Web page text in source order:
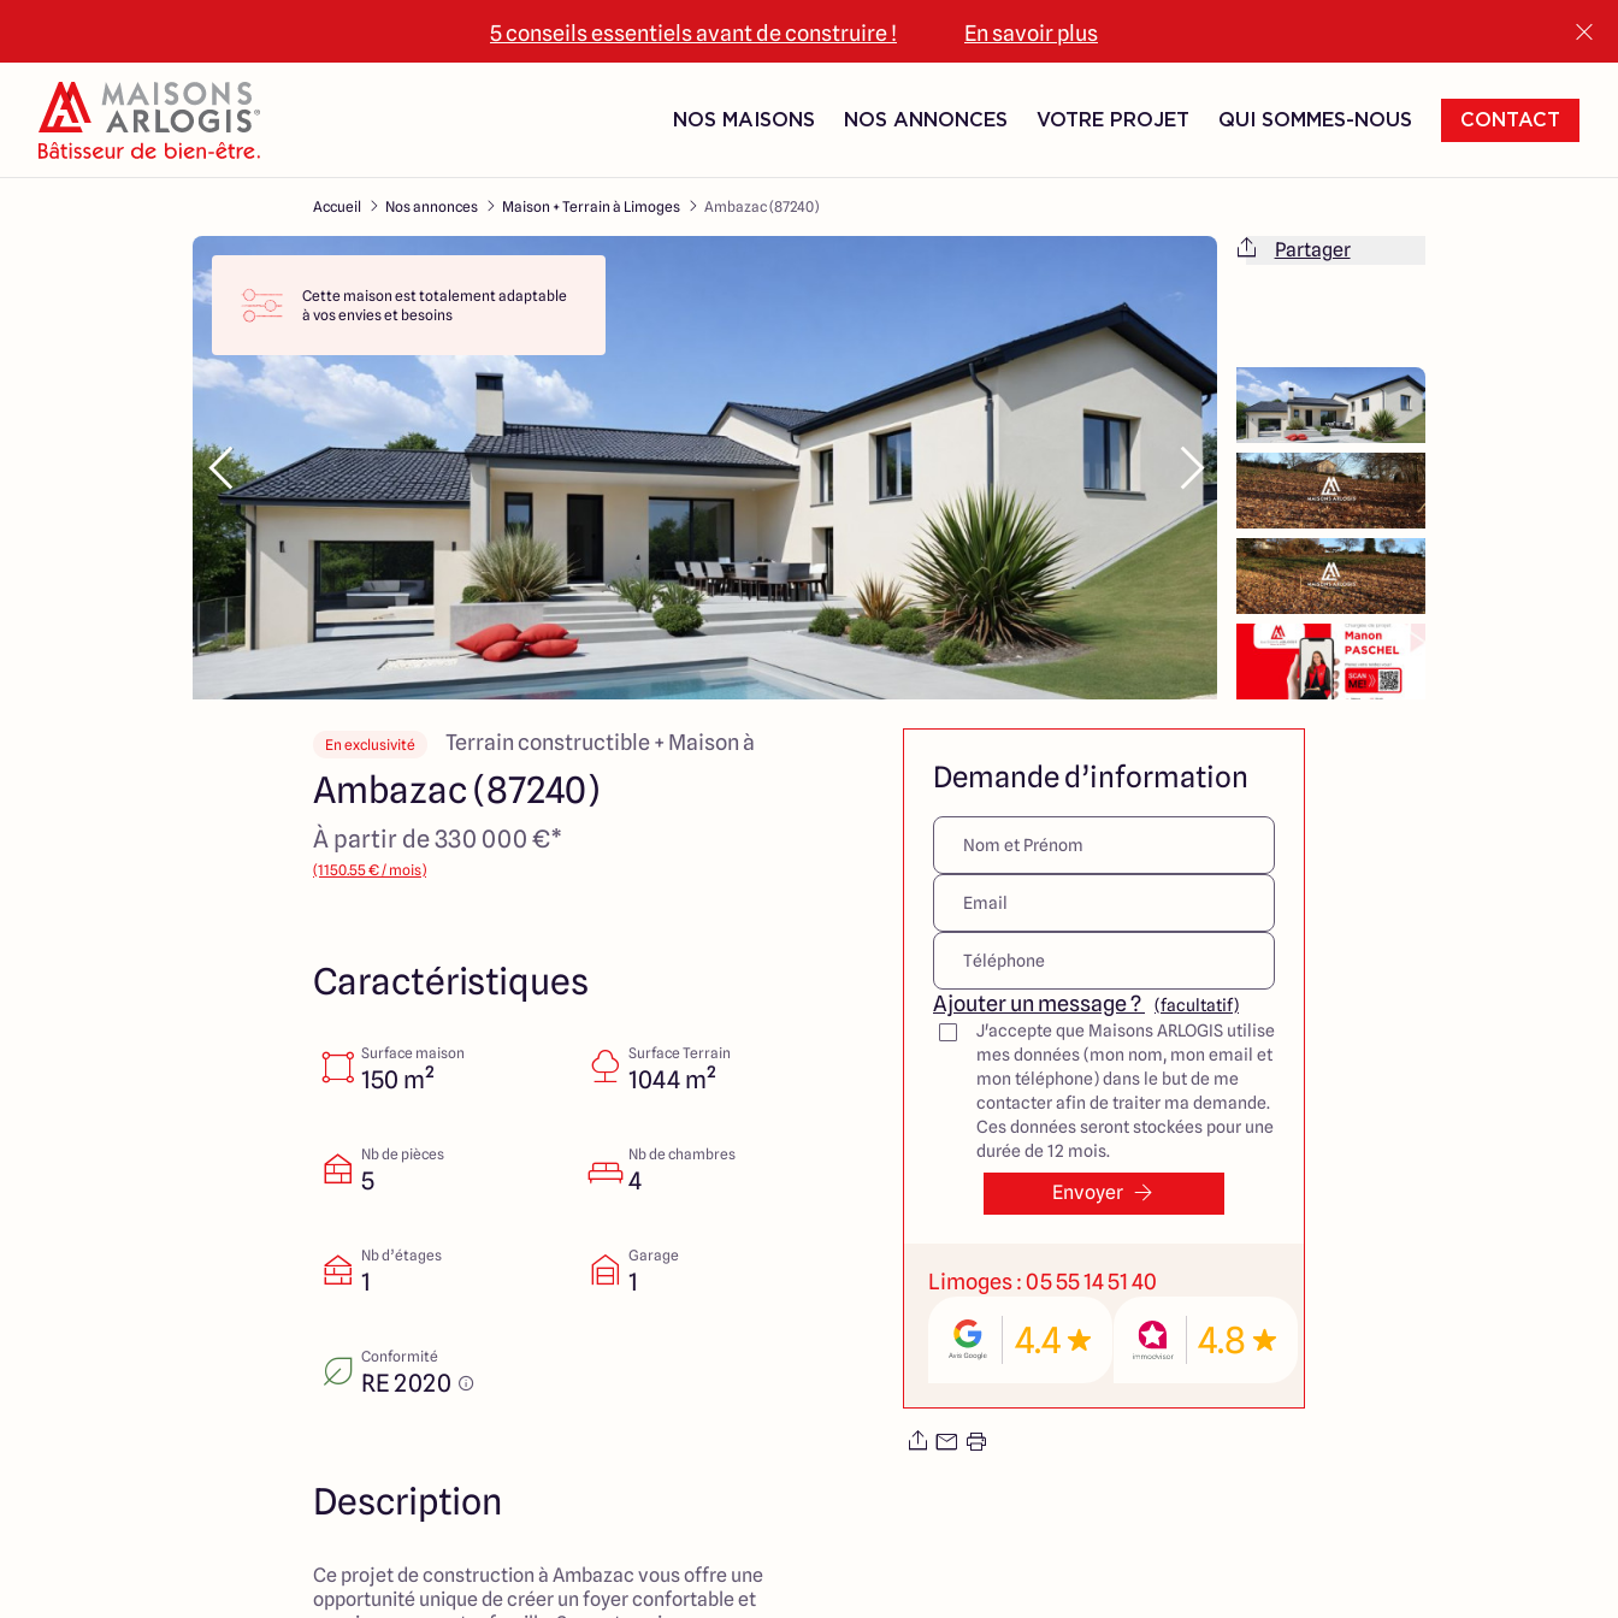
5 conseils essentiels avant de construire ! En savoir plus
NOS MAISONS NOS ANNONCES VOTRE PROJET QUI SOMMES-NOUS CONTACT
Accueil Nos annonces Maison + Terrain à Limoges Ambazac (87240)
Cette maison est totalement adaptable
à vos envies et besoins
Partager
En exclusivité Terrain constructible + Maison à
Ambazac (87240)
À partir de 330 000 €*
(1150.55 € / mois)
Caractéristiques
Surface maison
150 m²
Surface Terrain
1044 m²
Nb de pièces
5
Nb de chambres
4
Nb d’étages
1
Garage
1
Conformité
RE 2020
Description
Ce projet de construction à Ambazac vous offre une
opportunité unique de créer un foyer confortable et
Demande d’information
Ajouter un message ?
(facultatif)
J'accepte que Maisons ARLOGIS utilise
mes données (mon nom, mon email et
mon téléphone) dans le but de me
contacter afin de traiter ma demande.
Ces données seront stockées pour une
durée de 12 mois.
Envoyer
Limoges : 05 55 14 51 40
4.4 4.8